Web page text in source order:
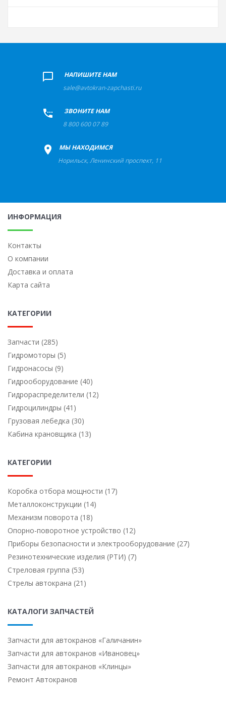
НАПИШИТЕ НАМ
sale@avtokran-zapchasti.ru
ЗВОНИТЕ НАМ
8 800 600 07 89
МЫ НАХОДИМСЯ
Норильск,Ленинский проспект, 11
ИНФОРМАЦИЯ
Контакты
О компании
Доставка и оплата
Карта сайта
КАТЕГОРИИ
Запчасти (285)
Гидромоторы (5)
Гидронасосы (9)
Гидрооборудование (40)
Гидрораспределители (12)
Гидроцилиндры (41)
Грузовая лебедка (30)
Кабина крановщика (13)
КАТЕГОРИИ
Коробка отбора мощности (17)
Металлоконструкции (14)
Механизм поворота (18)
Опорно-поворотное устройство (12)
Приборы безопасности и электрооборудование (27)
Резинотехнические изделия (РТИ) (7)
Стреловая группа (53)
Стрелы автокрана (21)
КАТАЛОГИ ЗАПЧАСТЕЙ
Запчасти для автокранов «Галичанин»
Запчасти для автокранов «Ивановец»
Запчасти для автокранов «Клинцы»
Ремонт Автокранов